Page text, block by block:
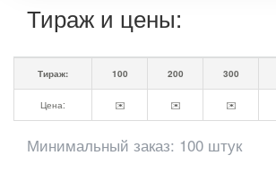
Тираж и цены:
Тираж: 100 200 300
Цена: ✉️ ✉️ ✉️
Минимальный заказ: 100 штук